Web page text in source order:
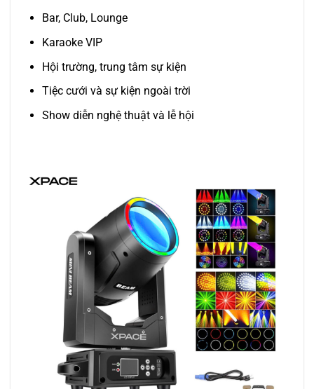
Bar, Club, Lounge
Karaoke VIP
Hội trường, trung tâm sự kiện
Tiệc cưới và sự kiện ngoài trời
Show diễn nghệ thuật và lễ hội